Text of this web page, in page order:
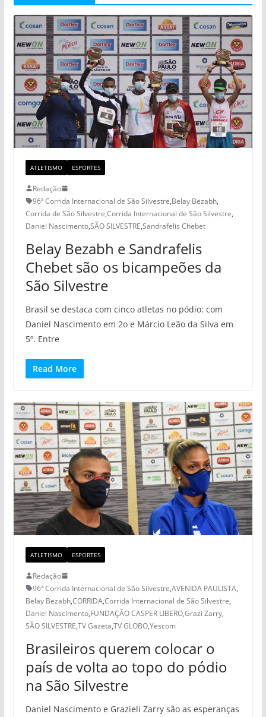
ATLETISMO ESPORTES
Redação
96ª Corrida Internacional de São Silvestre,Belay Bezabh,
Corrida de São Silvestre,Corrida Internacional de São Silvestre,
Daniel Nascimento,SÃO SILVESTRE,Sandrafelis Chebet
Belay Bezabh e Sandrafelis
Chebet são os bicampeões da
São Silvestre
Brasil se destaca com cinco atletas no pódio: com
Daniel Nascimento em 2o e Márcio Leão da Silva em
5º. Entre
Read More
ATLETISMO ESPORTES
Redação
96ª Corrida Internacional de São Silvestre,AVENIDA PAULISTA,
Belay Bezabh,CORRIDA,Corrida Internacional de São Silvestre,
Daniel Nascimento,FUNDAÇÃO CASPER LIBERO,Grazi Zarry,
SÃO SILVESTRE,TV Gazeta,TV GLOBO,Yescom
Brasileiros querem colocar o
país de volta ao topo do pódio
na São Silvestre
Daniel Nascimento e Grazieli Zarry são as esperanças